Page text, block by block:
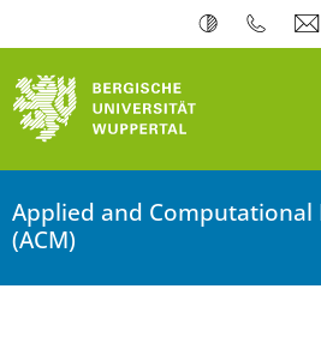
Applied and Computational
(ACM)